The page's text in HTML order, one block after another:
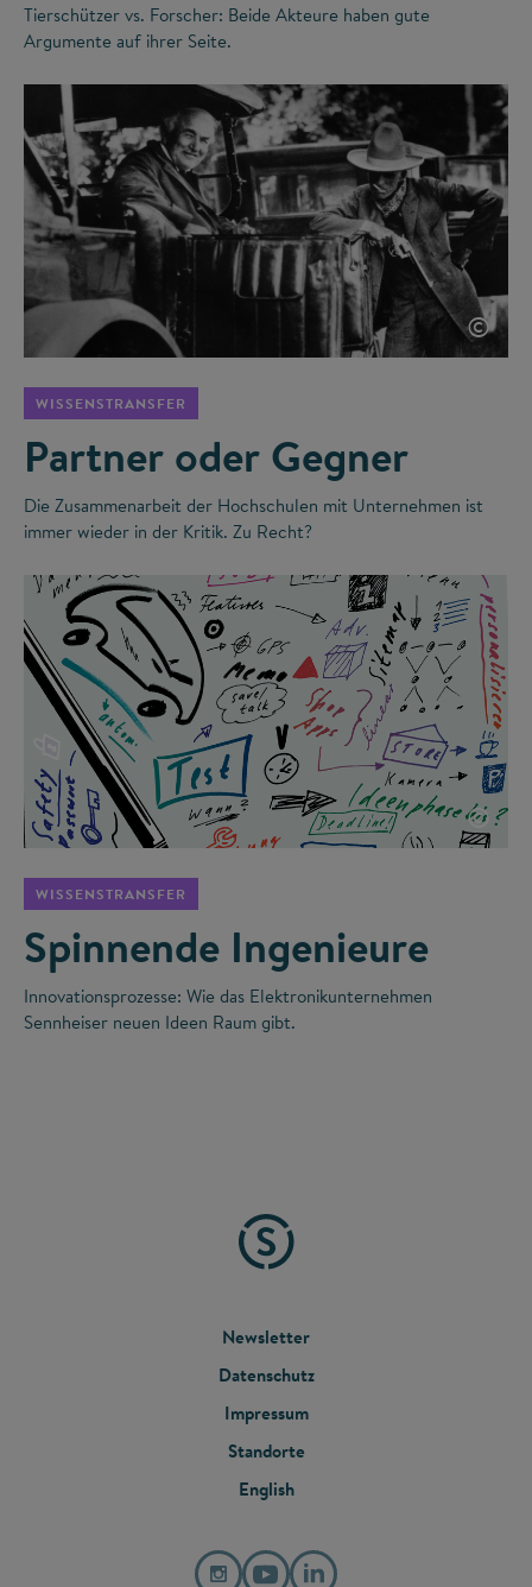
Tierschützer vs. Forscher: Beide Akteure haben gute
Argumente auf ihrer Seite.
©
WISSENSTRANSFER
Partner oder Gegner
Die Zusammenarbeit der Hochschulen mit Unternehmen ist
immer wieder in der Kritik. Zu Recht?
©
WISSENSTRANSFER
Spinnende Ingenieure
Innovationsprozesse: Wie das Elektronikunternehmen
Sennheiser neuen Ideen Raum gibt.
FOOTER
MENU
Newsletter
Datenschutz
Impressum
Standorte
English